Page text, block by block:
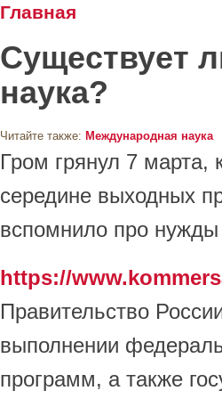
Вы здесь
Главная
Существует
наука?
Читайте также: Международная наука
Гром грянул 7 марта,
середине выходных
вспомнило про нужды
https://
Правительство
выполнении
программ, а также